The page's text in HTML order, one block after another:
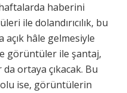
haberini
ile dolandırıcılık, bu
açık hâle gelmesiyle
görüntüler ile şantaj,
ortaya çıkacak. Bu
ise, görüntülerin